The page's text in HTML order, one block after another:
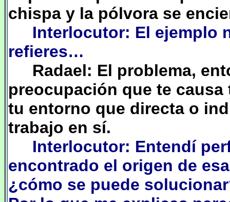
chispa y la pólvora se
Interlocutor: El ejemplo
refieres…
Radael: El problema,
preocupación que te
tu entorno que directa o
trabajo en sí.
Interlocutor: Entendí
encontrado el origen de
¿cómo se puede